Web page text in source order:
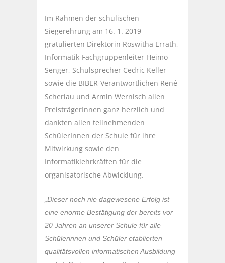
Im Rahmen der schulischen
Siegerehrung am 16. 1. 2019
gratulierten Direktorin Roswitha Errath,
Informatik-Fachgruppenleiter Heimo
Senger, Schulsprecher Cedric Keller
sowie die BIBER-Verantwortlichen René
Scheriau und Armin Wernisch allen
PreisträgerInnen ganz herzlich und
dankten allen teilnehmenden
SchülerInnen der Schule für ihre
Mitwirkung sowie den
Informatiklehrkräften für die
organisatorische Abwicklung.
„Dieser noch nie dagewesene Erfolg ist
eine enorme Bestätigung der bereits vor
20 Jahren an unserer Schule für alle
Schülerinnen und Schüler etablierten
qualitätsvollen informatischen Ausbildung